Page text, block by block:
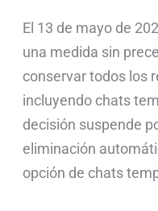
El 13 de mayo de
una medida sin
conservar todos los
incluyendo chats
decisión suspende
eliminación
opción de chats